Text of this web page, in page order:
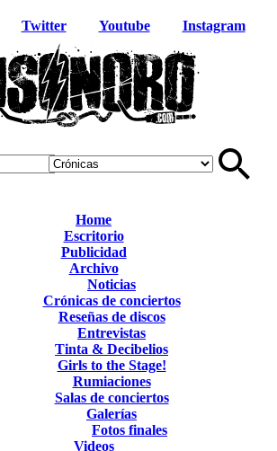
Twitter Youtube Instagram
Home
Escritorio
Publicidad
Archivo
Noticias
Crónicas de conciertos
Reseñas de discos
Entrevistas
Tinta & Decibelios
Girls to the Stage!
Rumiaciones
Salas de conciertos
Galerías
Fotos finales
Videos